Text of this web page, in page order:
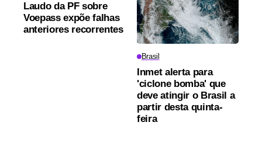
Laudo da PF sobre
Voepass expõe falhas
anteriores recorrentes
Brasil
Inmet alerta para
'ciclone bomba' que
deve atingir o Brasil a
partir desta quinta-
feira